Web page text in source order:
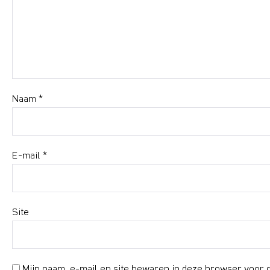
Naam *
E-mail *
Site